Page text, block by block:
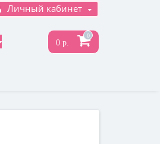
Личный кабинет
0 р.
0